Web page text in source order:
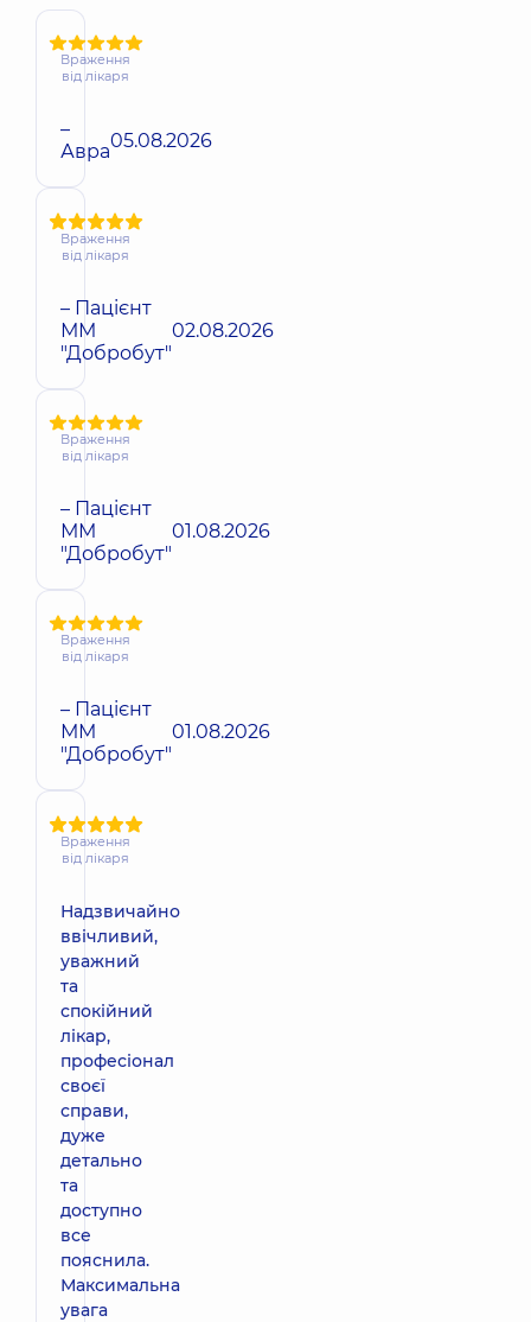
Враження
від лікаря
–
Авра05.08.2026
Враження
від лікаря
– Пацієнт
ММ
"Добробут"
02.08.2026
Враження
від лікаря
– Пацієнт
ММ
"Добробут"
01.08.2026
Враження
від лікаря
– Пацієнт
ММ
"Добробут"
01.08.2026
Враження
від лікаря
Надзвичайно
ввічливий,
уважний
та
спокійний
лікар,
професіонал
своєї
справи,
дуже
детально
та
доступно
все
пояснила.
Максимальна
увага